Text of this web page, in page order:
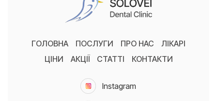
ГОЛОВНА ПОСЛУГИ ПРО НАС
ЛІКАРІ
ЦІНИ
АКЦІЇ СТАТТІ КОНТАКТИ
Instagram